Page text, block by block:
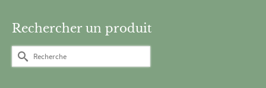
Rechercher un produit
Rechercher :